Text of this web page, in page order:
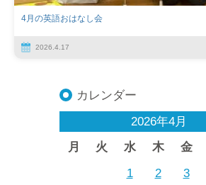
4月の英語おはなし会
2026.4.17
カレンダー
2026年4月
月
火 水 木 金
1 2 3